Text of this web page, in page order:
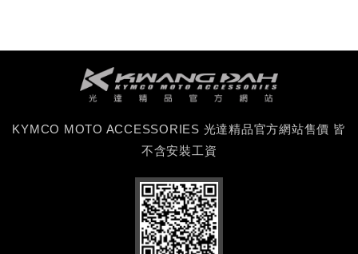
KYMCO MOTO ACCESSORIES 光達精品官方網站售價 皆
不含安裝工資